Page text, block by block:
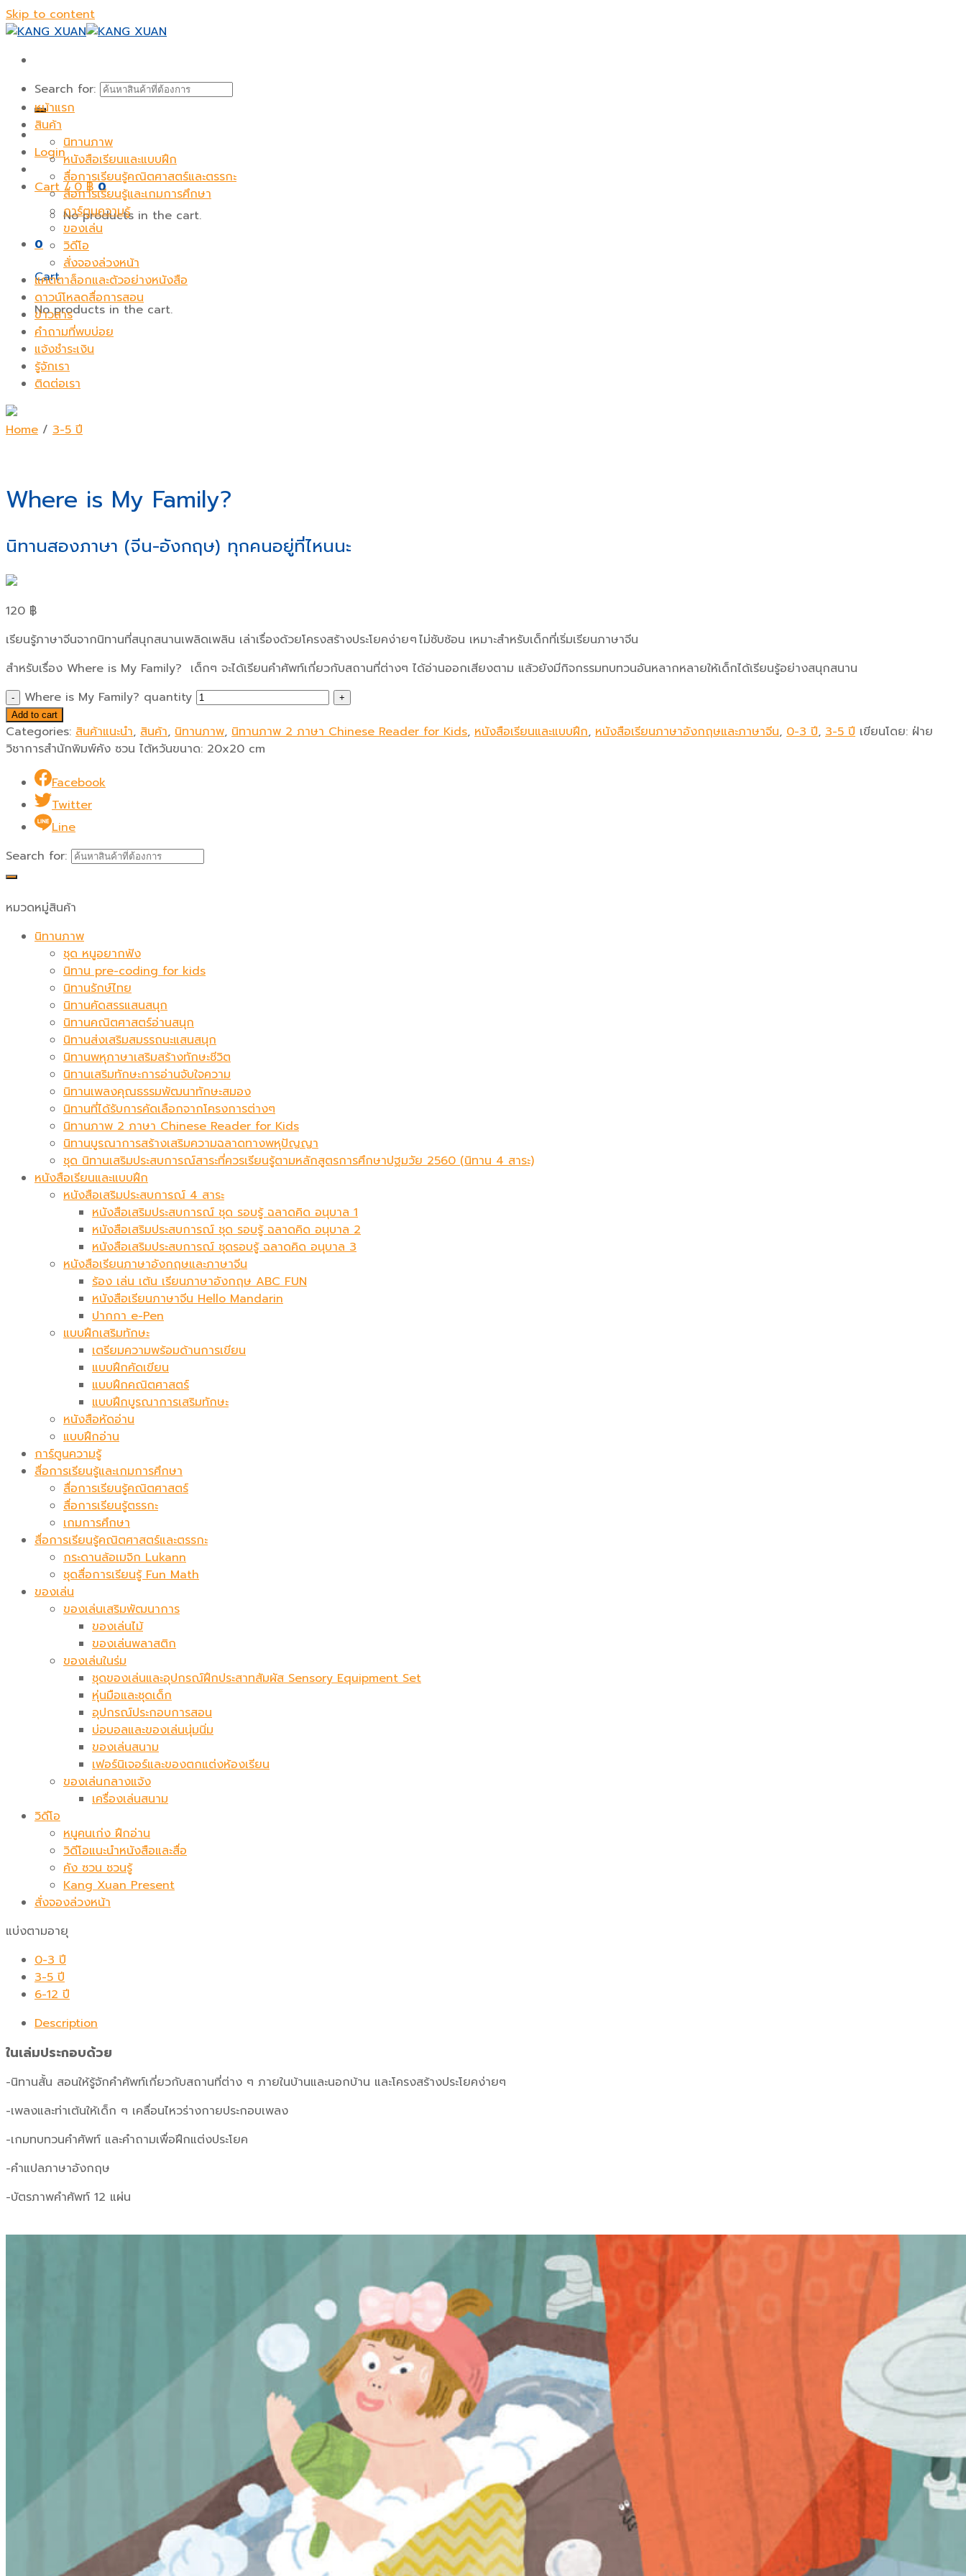
Skip to content
Search for:
Login
Cart /0฿ 0
No products in the cart.
0
Cart
No products in the cart.
หน้าแรก
สินค้า
นิทานภาพ
หนังสือเรียนและแบบฝึก
สื่อการเรียนรู้คณิตศาสตร์และตรรกะ
สื่อการเรียนรู้และเกมการศึกษา
การ์ตูนความรู้
ของเล่น
วิดีโอ
สั่งจองล่วงหน้า
แคตตาล็อกและตัวอย่างหนังสือ
ดาวน์โหลดสื่อการสอน
ข่าวสาร
คำถามที่พบบ่อย
แจ้งชำระเงิน
รู้จักเรา
ติดต่อเรา
Home / 3-5 ปี
Where is My Family?
นิทานสองภาษา (จีน-อังกฤษ) ทุกคนอยู่ที่ไหนนะ
120 ฿
เรียนรู้ภาษาจีนจากนิทานที่สนุกสนานเพลิดเพลิน เล่าเรื่องด้วยโครงสร้างประโยคง่าย ๆ ไม่ซับซ้อน เหมาะสำหรับเด็กที่เริ่มเรียนภาษาจีน
สำหรับเรื่อง Where is My Family? เด็กๆ จะได้เรียนคำศัพท์เกี่ยวกับสถานที่ต่างๆ ได้อ่านออกเสียงตาม แล้วยังมีกิจกรรมทบทวนอันหลากหลายให้เด็กได้เรียนรู้อย่างสนุกสนาน
Where is My Family? quantity
Add to cart
Categories: สินค้าแนะนำ, สินค้า, นิทานภาพ, นิทานภาพ 2 ภาษา Chinese Reader for Kids, หนังสือเรียนและแบบฝึก, หนังสือเรียนภาษาอังกฤษและภาษาจีน, 0-3 ปี, 3-5 ปี เขียนโดย: ฝ่าย
วิชาการสำนักพิมพ์คัง ซวน ไต้หวันขนาด: 20x20 cm
Facebook
Twitter
Line
Search for:
หมวดหมู่สินค้า
นิทานภาพ
ชุด หนูอยากฟัง
นิทาน pre-coding for kids
นิทานรักษ์ไทย
นิทานคัดสรรแสนสนุก
นิทานคณิตศาสตร์อ่านสนุก
นิทานส่งเสริมสมรรถนะแสนสนุก
นิทานพหุภาษาเสริมสร้างทักษะชีวิต
นิทานเสริมทักษะการอ่านจับใจความ
นิทานเพลงคุณธรรมพัฒนาทักษะสมอง
นิทานที่ได้รับการคัดเลือกจากโครงการต่างๆ
นิทานภาพ 2 ภาษา Chinese Reader for Kids
นิทานบูรณาการสร้างเสริมความฉลาดทางพหุปัญญา
ชุด นิทานเสริมประสบการณ์สาระที่ควรเรียนรู้ตามหลักสูตรการศึกษาปฐมวัย 2560 (นิทาน 4 สาระ)
หนังสือเรียนและแบบฝึก
หนังสือเสริมประสบการณ์ 4 สาระ
หนังสือเสริมประสบการณ์ ชุด รอบรู้ ฉลาดคิด อนุบาล 1
หนังสือเสริมประสบการณ์ ชุด รอบรู้ ฉลาดคิด อนุบาล 2
หนังสือเสริมประสบการณ์ ชุดรอบรู้ ฉลาดคิด อนุบาล 3
หนังสือเรียนภาษาอังกฤษและภาษาจีน
ร้อง เล่น เต้น เรียนภาษาอังกฤษ ABC FUN
หนังสือเรียนภาษาจีน Hello Mandarin
ปากกา e-Pen
แบบฝึกเสริมทักษะ
เตรียมความพร้อมด้านการเขียน
แบบฝึกคัดเขียน
แบบฝึกคณิตศาสตร์
แบบฝึกบูรณาการเสริมทักษะ
หนังสือหัดอ่าน
แบบฝึกอ่าน
การ์ตูนความรู้
สื่อการเรียนรู้และเกมการศึกษา
สื่อการเรียนรู้คณิตศาสตร์
สื่อการเรียนรู้ตรรกะ
เกมการศึกษา
สื่อการเรียนรู้คณิตศาสตร์และตรรกะ
กระดานล้อเมจิก​ Lukann
ชุดสื่อการเรียนรู้ Fun Math
ของเล่น
ของเล่นเสริมพัฒนาการ
ของเล่นไม้
ของเล่นพลาสติก
ของเล่นในร่ม
ชุดของเล่นและอุปกรณ์ฝึกประสาทสัมผัส Sensory Equipment Set
หุ่นมือและชุดเด็ก
อุปกรณ์ประกอบการสอน
บ่อบอลและของเล่นนุ่มนิ่ม
ของเล่นสนาม
เฟอร์นิเจอร์และของตกแต่งห้องเรียน
ของเล่นกลางแจ้ง
เครื่องเล่นสนาม
วิดีโอ
หนูคนเก่ง ฝึกอ่าน
วิดีโอแนะนำหนังสือและสื่อ
คัง ซวน ชวนรู้
Kang Xuan Present
สั่งจองล่วงหน้า
แบ่งตามอายุ
0-3 ปี
3-5 ปี
6-12 ปี
Description
ในเล่มประกอบด้วย
-นิทานสั้น สอนให้รู้จักคำศัพท์เกี่ยวกับสถานที่ต่าง ๆ ภายในบ้านและนอกบ้าน และโครงสร้างประโยคง่ายๆ
-เพลงและท่าเต้นให้เด็ก ๆ เคลื่อนไหวร่างกายประกอบเพลง
-เกมทบทวนคำศัพท์ และคำถามเพื่อฝึกแต่งประโยค
-คำแปลภาษาอังกฤษ
-บัตรภาพคำศัพท์ 12 แผ่น